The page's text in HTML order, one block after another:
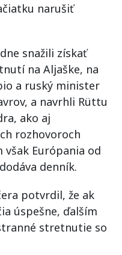
narušiť
snažili získať
na Aljaške, na
a ruský minister
a navrhli Rüttu
ako aj
rozhovoroch
Európania od
denník.
potvrdil, že ak
úspešne, ďalším
stretnutie so